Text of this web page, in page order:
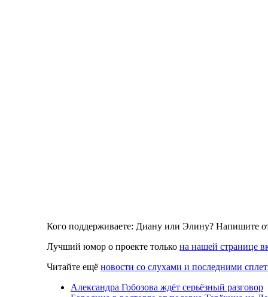
Кого поддерживаете: Диану или Элину? Напишите
Лучший юмор о проекте только на нашей странице
Читайте ещё новости со слухами и последними
Александра Гобозова ждёт серьёзный разговор